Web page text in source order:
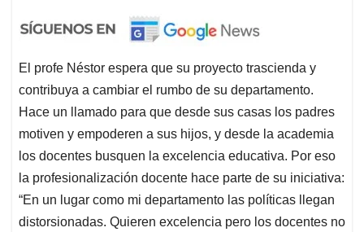
El profe Néstor espera que su proyecto trascienda y
contribuya a cambiar el rumbo de su departamento.
Hace un llamado para que desde sus casas los padres
motiven y empoderen a sus hijos, y desde la academia
los docentes busquen la excelencia educativa. Por eso
la profesionalización docente hace parte de su iniciativa:
“En un lugar como mi departamento las políticas llegan
distorsionadas. Quieren excelencia pero los docentes no